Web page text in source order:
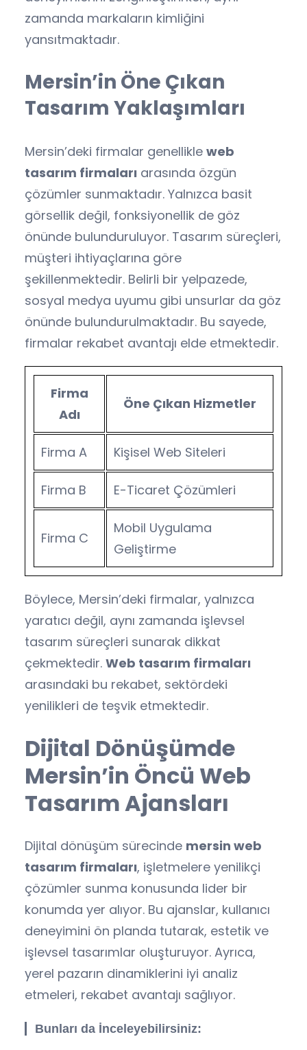
zamanda markaların kimliğini
yansıtmaktadır.
Mersin’in Öne Çıkan
Tasarım Yaklaşımları
Mersin’deki firmalar genellikle web
tasarım firmaları arasında özgün
çözümler sunmaktadır. Yalnızca basit
görsellik değil, fonksiyonellik de göz
önünde bulunduruluyor. Tasarım süreçleri,
müşteri ihtiyaçlarına göre
şekillenmektedir. Belirli bir yelpazede,
sosyal medya uyumu gibi unsurlar da göz
önünde bulundurulmaktadır. Bu sayede,
firmalar rekabet avantajı elde etmektedir.
Firma
Adı
Öne Çıkan Hizmetler
Firma A Kişisel Web Siteleri
Firma B E-Ticaret Çözümleri
Firma C
Mobil Uygulama
Geliştirme
Böylece, Mersin’deki firmalar, yalnızca
yaratıcı değil, aynı zamanda işlevsel
tasarım süreçleri sunarak dikkat
çekmektedir. Web tasarım firmaları
arasındaki bu rekabet, sektördeki
yenilikleri de teşvik etmektedir.
Dijital Dönüşümde
Mersin’in Öncü Web
Tasarım Ajansları
Dijital dönüşüm sürecinde mersin web
tasarım firmaları, işletmelere yenilikçi
çözümler sunma konusunda lider bir
konumda yer alıyor. Bu ajanslar, kullanıcı
deneyimini ön planda tutarak, estetik ve
işlevsel tasarımlar oluşturuyor. Ayrıca,
yerel pazarın dinamiklerini iyi analiz
etmeleri, rekabet avantajı sağlıyor.
Bunları da İnceleyebilirsiniz: